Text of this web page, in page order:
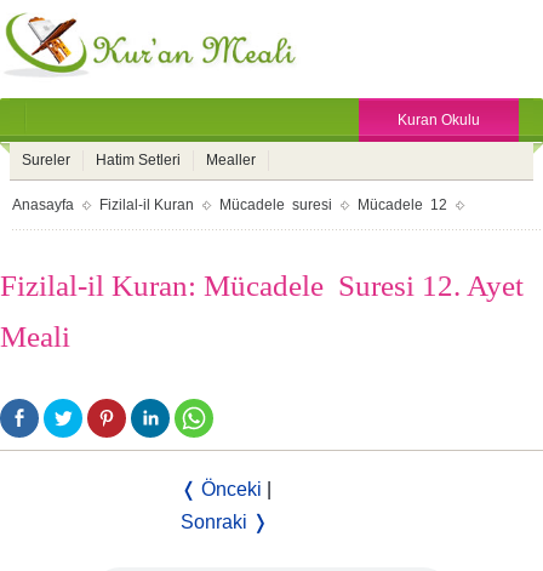
Kuran Okulu
Sureler Hatim Setleri Mealler
Anasayfa Fizilal-il Kuran Mücadele suresi Mücadele 12
Fizilal-il Kuran: Mücadele Suresi 12. Ayet
Meali
❬ Önceki
Sonraki ❭